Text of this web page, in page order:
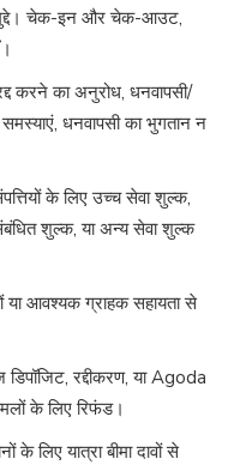
मुद्दे। चेक-इन और चेक-आउट,
करने का अनुरोध, धनवापसी/
धनवापसी का भुगतान न
के लिए उच्च सेवा शुल्क,
शुल्क, या अन्य सेवा शुल्क
या आवश्यक ग्राहक सहायता से
रद्दीकरण, या Agoda
के लिए रिफंड।
लिए यात्रा बीमा दावों से